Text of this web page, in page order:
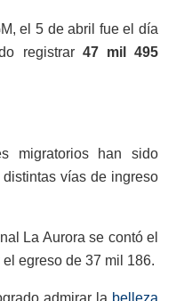
el 5 de abril fue el día
registrar 47 mil 495
migratorios han sido
vías de ingreso
La Aurora se contó el
egreso de 37 mil 186.